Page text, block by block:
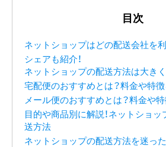
目次
ネットショップはどの配送会社を
シェアも紹介！
ネットショップの配送方法は大き
宅配便のおすすめとは？料金や特徴
メール便のおすすめとは？料金や特
目的や商品別に解説！ネットショ
送方法
ネットショップの配送方法を迷っ